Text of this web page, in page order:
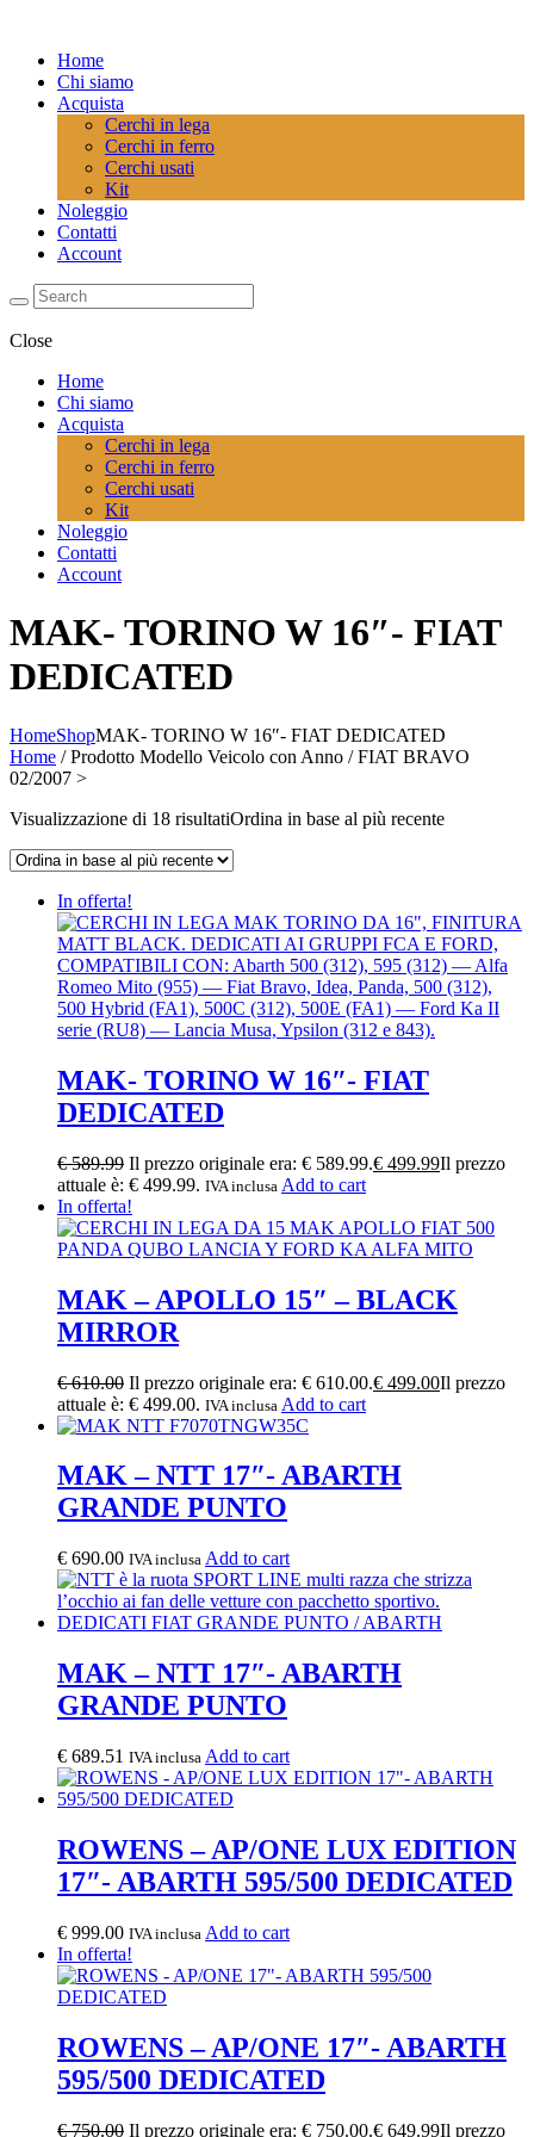
Home
Chi siamo
Acquista
Cerchi in lega
Cerchi in ferro
Cerchi usati
Kit
Noleggio
Contatti
Account
Close
Home
Chi siamo
Acquista
Cerchi in lega
Cerchi in ferro
Cerchi usati
Kit
Noleggio
Contatti
Account
MAK- TORINO W 16″- FIAT
DEDICATED
HomeShopMAK- TORINO W 16″- FIAT DEDICATED
Home / Prodotto Modello Veicolo con Anno / FIAT BRAVO
02/2007 >
Visualizzazione di 18 risultatiOrdina in base al più recente
In offerta!
MAK- TORINO W 16″- FIAT
DEDICATED
€589.99 Il prezzo originale era: € 589.99.€ 499.99Il prezzo
attuale è: € 499.99. IVA inclusa Add to cart
In offerta!
MAK – APOLLO 15″ – BLACK
MIRROR
€610.00 Il prezzo originale era: € 610.00.€ 499.00Il prezzo
attuale è: € 499.00. IVA inclusa Add to cart
MAK – NTT 17″- ABARTH
GRANDE PUNTO
€ 690.00 IVA inclusa Add to cart
MAK – NTT 17″- ABARTH
GRANDE PUNTO
€ 689.51 IVA inclusa Add to cart
ROWENS – AP/ONE LUX EDITION
17″- ABARTH 595/500 DEDICATED
€ 999.00 IVA inclusa Add to cart
In offerta!
ROWENS – AP/ONE 17″- ABARTH
595/500 DEDICATED
€750.00 Il prezzo originale era: € 750.00.€ 649.99Il prezzo